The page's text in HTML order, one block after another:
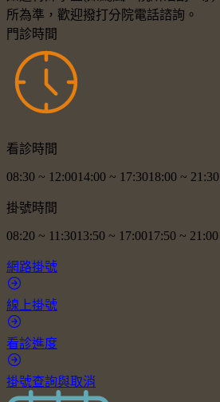
所為準，歡迎撥打分院電話諮詢。
門診時間
看診時間
08:30 ~ 12:0014:00 ~ 17:3018:00 ~ 21:30
掛號時間
08:20 ~ 11:3013:50 ~ 17:0017:50 ~ 21:00
網路掛號
線上掛號
看診進度
掛號查詢與取消